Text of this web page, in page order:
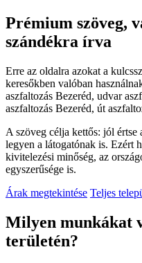
Prémium szöveg,
szándékra írva
Erre az oldalra azokat a
keresőkben valóban
aszfaltozás Bezeréd, udvar
aszfaltozás Bezeréd, út
A szöveg célja kettős: jól
legyen a látogatónak is. Ezért
kivitelezési minőség, az
egyszerűsége is.
Árak megtekintése Teljes
Milyen munkákat
területén?